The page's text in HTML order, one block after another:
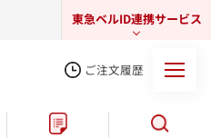
東急ベルID連携サービス
ご注文履歴